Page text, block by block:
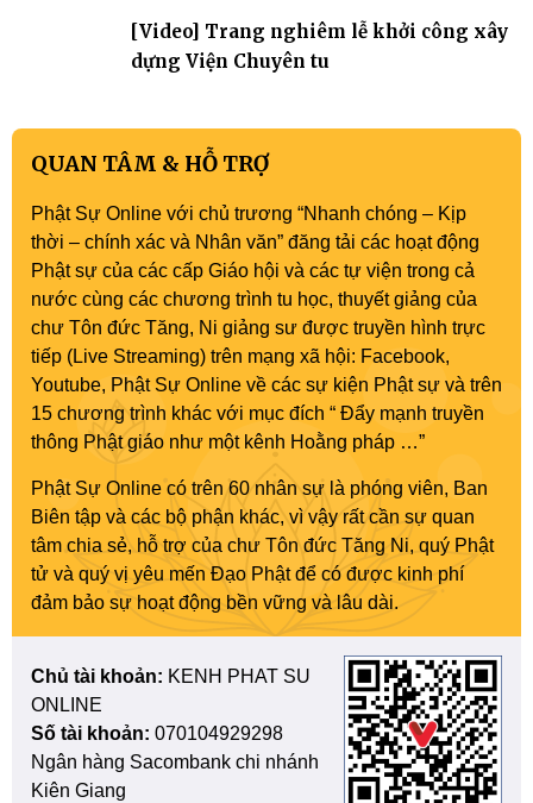
[Video] Trang nghiêm lễ khởi công xây
dựng Viện Chuyên tu
QUAN TÂM & HỖ TRỢ
Phật Sự Online với chủ trương “Nhanh chóng – Kịp
thời – chính xác và Nhân văn” đăng tải các hoạt động
Phật sự của các cấp Giáo hội và các tự viện trong cả
nước cùng các chương trình tu học, thuyết giảng của
chư Tôn đức Tăng, Ni giảng sư được truyền hình trực
tiếp (Live Streaming) trên mạng xã hội: Facebook,
Youtube, Phật Sự Online về các sự kiện Phật sự và trên
15 chương trình khác với mục đích “ Đẩy mạnh truyền
thông Phật giáo như một kênh Hoằng pháp …”
Phật Sự Online có trên 60 nhân sự là phóng viên, Ban
Biên tập và các bộ phận khác, vì vậy rất cần sự quan
tâm chia sẻ, hỗ trợ của chư Tôn đức Tăng Ni, quý Phật
tử và quý vị yêu mến Đạo Phật để có được kinh phí
đảm bảo sự hoạt động bền vững và lâu dài.
Chủ tài khoản: KENH PHAT SU
ONLINE
Số tài khoản: 070104929298
Ngân hàng Sacombank chi nhánh
Kiên Giang